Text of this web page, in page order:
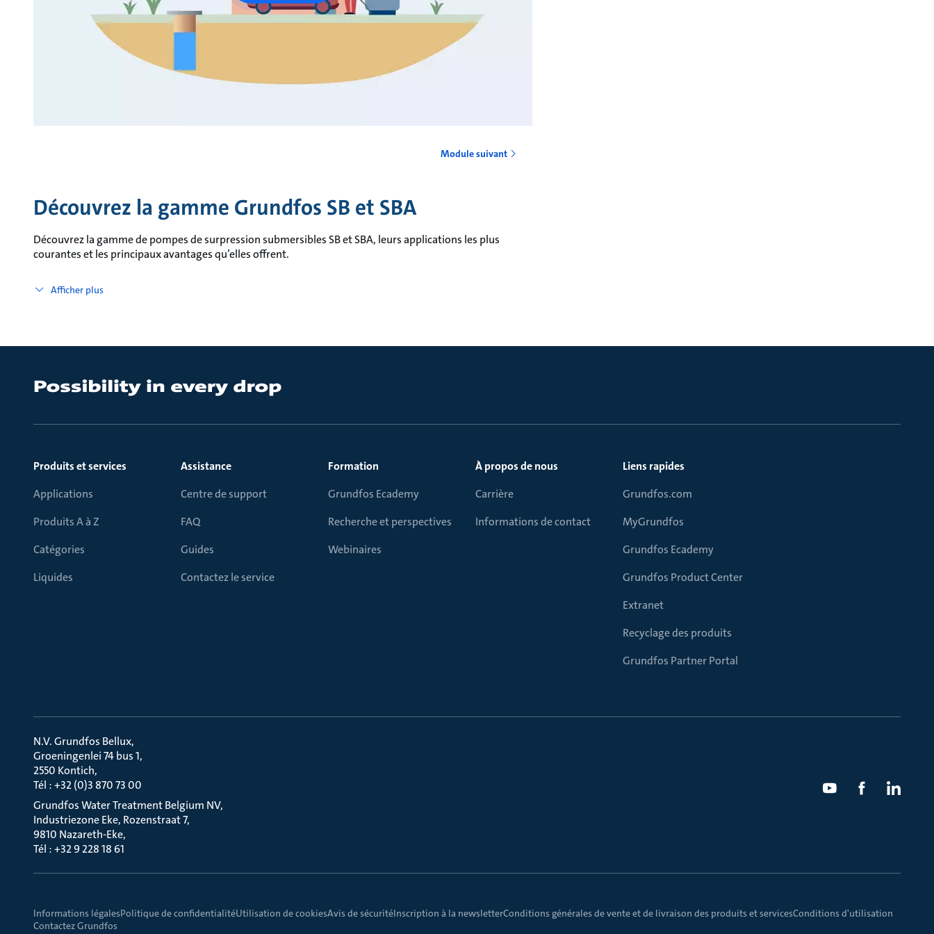
Module suivant
Découvrez la gamme Grundfos SB et SBA
Découvrez la gamme de pompes de surpression submersibles SB et SBA, leurs applications les plus
courantes et les principaux avantages qu’elles offrent.
Afficher plus
Produits et services
Applications
Produits A à Z
Catégories
Liquides
Assistance
Centre de support
FAQ
Guides
Contactez le service
Formation
Grundfos Ecademy
Recherche et perspectives
Webinaires
À propos de nous
Carrière
Informations de contact
Liens rapides
Grundfos.com
MyGrundfos
Grundfos Ecademy
Grundfos Product Center
Extranet
Recyclage des produits
Grundfos Partner Portal
N.V. Grundfos Bellux
Groeningenlei 74 bus 1
2550 Kontich
Tél : +32 (0)3 870 73 00
Grundfos Water Treatment Belgium NV
Industriezone Eke, Rozenstraat 7
9810 Nazareth-Eke
Tél : +32 9 228 18 61
Informations légalesPolitique de confidentialitéUtilisation de cookiesAvis de sécuritéInscription à la newsletterConditions générales de vente et de livraison des produits et servicesConditions d'utilisation
Contactez Grundfos